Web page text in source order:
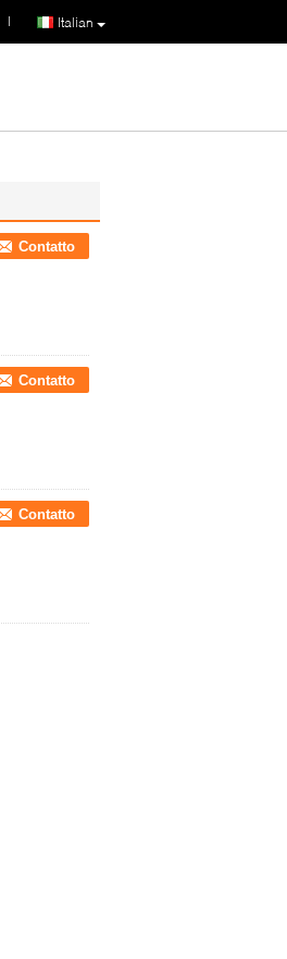
Italian
|
Contatto
Contatto
Contatto